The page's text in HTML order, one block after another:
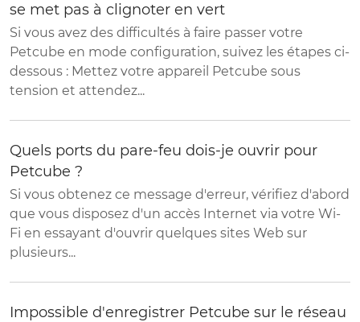
se met pas à clignoter en vert
Si vous avez des difficultés à faire passer votre
Petcube en mode configuration, suivez les étapes ci-
dessous : Mettez votre appareil Petcube sous
tension et attendez...
Quels ports du pare-feu dois-je ouvrir pour
Petcube ?
Si vous obtenez ce message d'erreur, vérifiez d'abord
que vous disposez d'un accès Internet via votre Wi-
Fi en essayant d'ouvrir quelques sites Web sur
plusieurs...
Impossible d'enregistrer Petcube sur le réseau